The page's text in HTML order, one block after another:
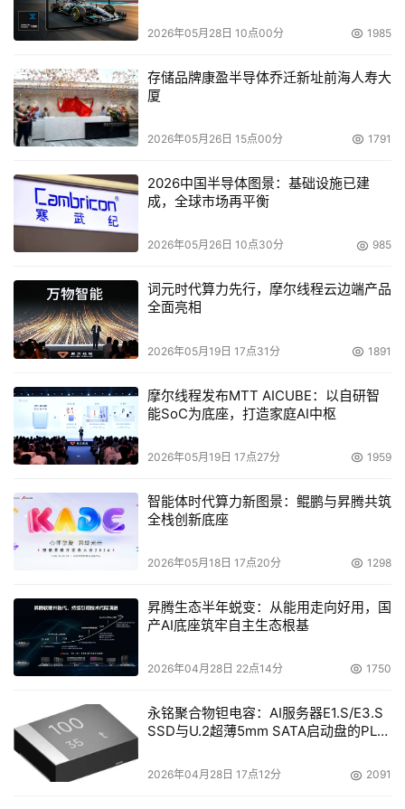
均配置有基于主机的直接存储磁盘陈列，戴尔配置6TB磁
盘、IBM配置900GB磁盘、每台Sun B2000配置180GB磁
术构成地震处理解释网络。以Sun工作站为主的地震解释工
作站，分布在研究院处理解释中心机房、勘探综合楼和勘探
一楼内，这些解释工作站系统利用研究院的ATM 155Mb/s
磁盘用于存储地震解释成果数据。
据了解，研究院使用ATM 155Mb/s的主干网络实现各
心3号楼的勘探二室、综合楼的地震方法室和勘探一室楼
内，楼与楼之间使用多膜光纤连接，目前传输速率为
155Mb/s。其中位于处理中心的勘探二室与综合楼的距离为
震数据，缩短地震数据处理解释周期，对地震数据存储系统
的容量、性能和可用性提出了更高的要求。”刘彦英说。
如何去协调这些问题，不仅成为了大庆油田公司勘探
开发研究地震处理解释中心所探讨的话题，更是成为整个石
油行业数据处理的关键问题。
针对石油行业存在的具体现状，记者采访了一些石油
行业解决方案商，其中，NetApp公司的技术人员分析认
为：“可以采用网络存储技术建立统一的地震数据集中存储
共享和交换，达到地震数据处理解释一体化的目标。”
其实，作为解决方案供应商都应该了解，数据存储技
2026年05月28日 10点00分 1985
存储品牌康盈半导体乔迁新址前海人寿大
厦
2026年05月26日 15点00分 1791
2026中国半导体图景：基础设施已建
成，全球市场再平衡
2026年05月26日 10点30分 985
词元时代算力先行，摩尔线程云边端产品
全面亮相
2026年05月19日 17点31分 1891
摩尔线程发布MTT AICUBE：以自研智
能SoC为底座，打造家庭AI中枢
2026年05月19日 17点27分 1959
智能体时代算力新图景：鲲鹏与昇腾共筑
全栈创新底座
2026年05月18日 17点20分 1298
昇腾生态半年蜕变：从能用走向好用，国
产AI底座筑牢自主生态根基
2026年04月28日 22点14分 1750
永铭聚合物钽电容：AI服务器E1.S/E3.S
SSD与U.2超薄5mm SATA启动盘的PLP
2026年04月28日 17点12分 2091